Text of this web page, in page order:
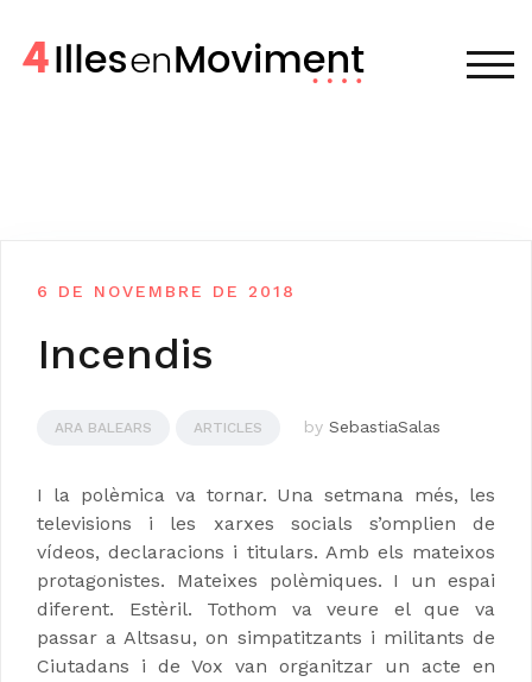
content
6 DE NOVEMBRE DE 2018
Incendis
ARA BALEARS ARTICLES by SebastiaSalas
I la polèmica va tornar. Una setmana més, les
televisions i les xarxes socials s’omplien de
vídeos, declaracions i titulars. Amb els mateixos
protagonistes. Mateixes polèmiques. I un espai
diferent. Estèril. Tothom va veure el que va
passar a Altsasu, on simpatitzants i militants de
Ciutadans i de Vox van organitzar un acte en